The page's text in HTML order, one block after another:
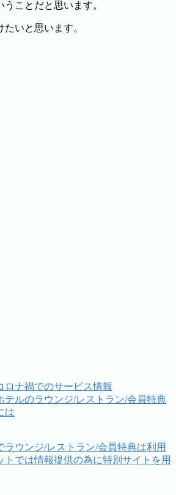
ことだと思います。
いと思います。
テルのラウンジ/レストラン/会員特典
は
ラウンジ/レストラン/会員特典は利用
トでは情報提供の為に特別サイトを用